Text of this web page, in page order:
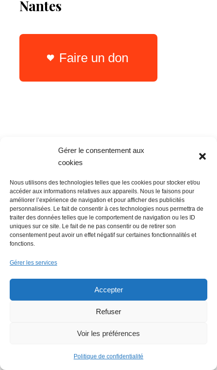
Gérer le consentement aux
cookies
Nous utilisons des technologies telles que les cookies pour stocker et/ou
accéder aux informations relatives aux appareils. Nous le faisons pour
améliorer l’expérience de navigation et pour afficher des publicités
personnalisées. Le fait de consentir à ces technologies nous permettra de
traiter des données telles que le comportement de navigation ou les ID
uniques sur ce site. Le fait de ne pas consentir ou de retirer son
consentement peut avoir un effet négatif sur certaines fonctionnalités et
fonctions.
Gérer les services
Accepter
Refuser
Voir les préférences
Politique de confidentialité
Nantes
Faire un don